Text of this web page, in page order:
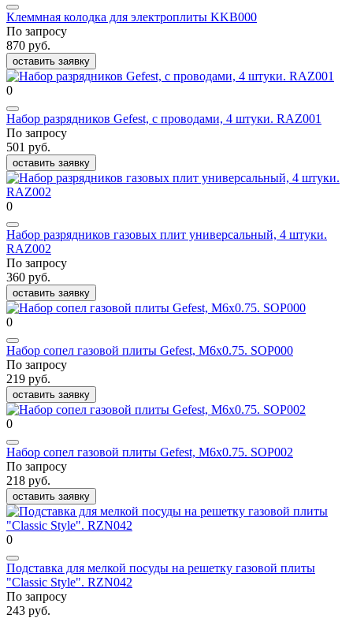
Клеммная колодка для электроплиты KKB000
По запросу
870 руб.
оставить заявку
0
Набор разрядников Gefest, с проводами, 4 штуки. RAZ001
По запросу
501 руб.
оставить заявку
0
Набор разрядников газовых плит универсальный, 4 штуки.
RAZ002
По запросу
360 руб.
оставить заявку
0
Набор сопел газовой плиты Gefest, М6x0.75. SOP000
По запросу
219 руб.
оставить заявку
0
Набор сопел газовой плиты Gefest, М6x0.75. SOP002
По запросу
218 руб.
оставить заявку
0
Подставка для мелкой посуды на решетку газовой плиты
"Classic Style". RZN042
По запросу
243 руб.